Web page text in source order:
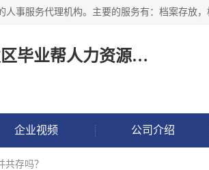
长沙高新技术产业开发区毕业帮人力资源咨询有限责任公司
企业视频 公司介绍
存吗？